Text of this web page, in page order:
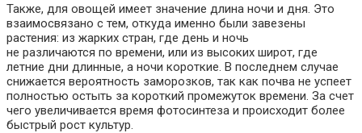
Также, для овощей имеет значение длина ночи и дня. Это
взаимосвязано с тем, откуда именно были завезены
растения: из жарких стран, где день и ночь
не различаются по времени, или из высоких широт, где
летние дни длинные, а ночи короткие. В последнем случае
снижается вероятность заморозков, так как почва не успеет
полностью остыть за короткий промежуток времени. За счет
чего увеличивается время фотосинтеза и происходит более
быстрый рост культур.